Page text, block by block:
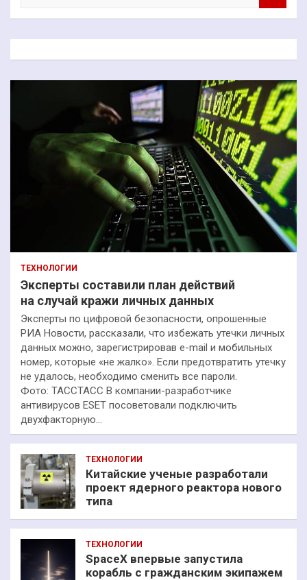
к
ТЕХНОЛОГИИ
Эксперты составили план действий
на случай кражи личных данных
Эксперты по цифровой безопасности, опрошенные
РИА Новости, рассказали, что избежать утечки личных
данных можно, зарегистрировав e-mail и мобильных
номер, которые «не жалко». Если предотвратить утечку
не удалось, необходимо сменить все пароли.
Фото: ТАССТАСС В компании-разработчике
антивирусов ESET посоветовали подключить
двухфакторную…
ТЕХНОЛОГИИ
Китайские ученые разработали
проект ядерного реактора нового
типа
ТЕХНОЛОГИИ
SpaceX впервые запустила
корабль с гражданским экипажем